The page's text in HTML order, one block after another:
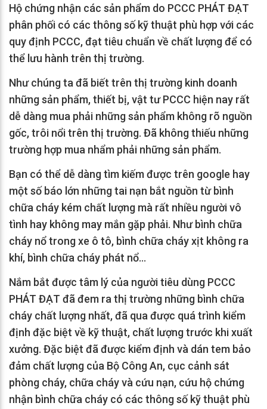
Hộ chứng nhận các sản phẩm do PCCC PHÁT ĐẠT
phân phối có các thông số kỹ thuật phù hợp với các
quy định PCCC, đạt tiêu chuẩn về chất lượng để có
thể lưu hành trên thị trường.
Như chúng ta đã biết trên thị trường kinh doanh
những sản phẩm, thiết bị, vật tư PCCC hiện nay rất
dễ dàng mua phải những sản phẩm không rõ nguồn
gốc, trôi nổi trên thị trường. Đã không thiếu những
trường hợp mua nhẩm phải những sản phẩm.
Bạn có thể dễ dàng tìm kiếm được trên google hay
một số báo lớn những tai nạn bắt nguồn từ bình
chữa cháy kém chất lượng mà rất nhiều người vô
tình hay không may mắn gặp phải. Như bình chữa
cháy nổ trong xe ô tô, bình chữa cháy xịt không ra
khí, bình chữa cháy phát nổ…
Nắm bắt được tâm lý của người tiêu dùng PCCC
PHÁT ĐẠT đã đem ra thị trường những bình chữa
cháy chất lượng nhất, đã qua được quá trình kiểm
định đặc biệt về kỹ thuật, chất lượng trước khi xuất
xưởng. Đặc biệt đã được kiểm định và dán tem bảo
đảm chất lượng của Bộ Công An, cục cảnh sát
phòng cháy, chữa cháy và cứu nạn, cứu hộ chứng
nhận bình chữa cháy có các thông số kỹ thuật phù